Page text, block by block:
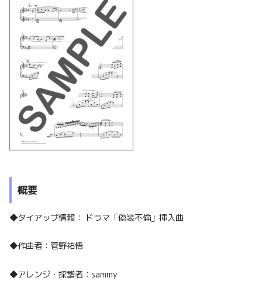
概要
◆タイアップ情報： ドラマ「偽装不倫」挿入曲
◆作曲者：菅野祐悟
◆アレンジ・採譜者：sammy